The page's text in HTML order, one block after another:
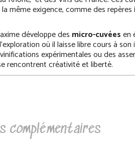
même exigence, comme des
développe des micro-cuvéesen
où il laisse libre cours à
expérimentales ou des
rencontrent créativité et liberté.
complémentaires